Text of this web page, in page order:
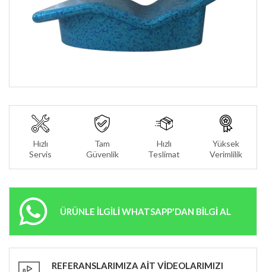
Hızlı
Servis
Tam
Güvenlik
Hızlı
Teslimat
Yüksek
Verimlilik
ÜRÜNLE İLGİLİ WHATSAPP'DAN BİLGİ AL
REFERANSLARIMIZA AİT VİDEOLARIMIZI